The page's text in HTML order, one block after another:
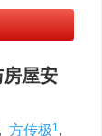
屋安
, 方传极1,